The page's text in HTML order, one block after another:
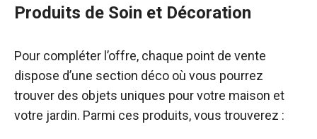
Produits de Soin et Décoration
Pour compléter l’offre, chaque point de vente
dispose d’une section déco où vous pourrez
trouver des objets uniques pour votre maison et
votre jardin. Parmi ces produits, vous trouverez :